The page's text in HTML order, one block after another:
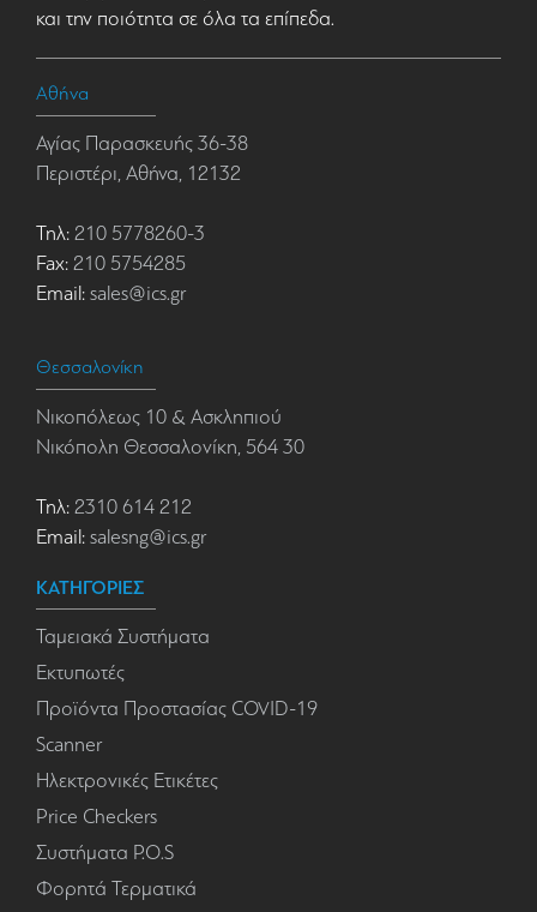
και την ποιότητα σε όλα τα επίπεδα.
Αθήνα
Αγίας Παρασκευής 36-38
Περιστέρι, Αθήνα, 12132
Τηλ: 210 5778260-3
Fax: 210 5754285
Email: sales@ics.gr
Θεσσαλονίκη
Νικοπόλεως 10 & Ασκληπιού
Νικόπολη Θεσσαλονίκη, 564 30
Τηλ: 2310 614 212
Email: salesng@ics.gr
ΚΑΤΗΓΟΡΙΕΣ
Ταμειακά Συστήματα
Εκτυπωτές
Προϊόντα Προστασίας COVID-19
Scanner
Ηλεκτρονικές Ετικέτες
Price Checkers
Συστήματα P.O.S
Φορητά Τερματικά